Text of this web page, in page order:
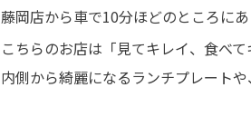
藤岡店から車で10分ほどのところに
こちらのお店は「見てキレイ、食べ
内側から綺麗になるランチプレート